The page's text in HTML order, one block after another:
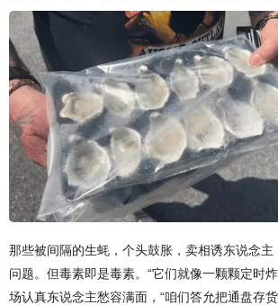
那些被间隔的生蚝，个头鼓胀，卖相诱东说念
问题。但毒素即是毒素。“它们就像一颗颗定时
场认真东说念主愁容满面，“咱们答允把通盘存